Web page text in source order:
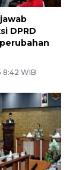
DPRD
8:42 WIB